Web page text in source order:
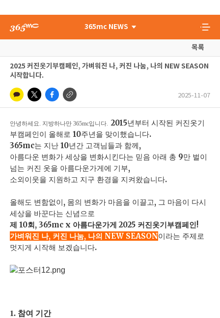
365mc NEWS
목록
2025 커진옷기부캠페인, 가벼워진 나, 커진 나눔, 나의 NEW SEASON
시작합니다.
2025-11-07
안녕하세요. 지방하나만 365mc입니다. 2015년부터 시작된 커진옷기
부캠페인이 올해로 10주년을 맞이했습니다.
365mc는 지난 10년간 고객님들과 함께,
아름다운 변화가 세상을 변화시킨다는 믿음 아래 총 9만 벌이
넘는 커진 옷을 아름다운가게에 기부,
소외이웃을 지원하고 지구 환경을 지켜왔습니다.
올해도 변함없이, 몸의 변화가 마음을 이끌고, 그 마음이 다시
세상을 바꾼다는 신념으로
제 10회, 365mc x 아름다운가게 2025 커진옷기부캠페인!
가벼워진 나, 커진 나눔, 나의 NEW SEASON이라는 주제로
멋지게 시작해 보겠습니다.
1. 참여 기간